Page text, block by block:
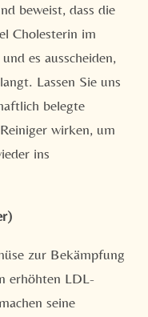
beweist, dass die
Cholesterin im
es ausscheiden,
Lassen Sie uns
belegte
wirken, um
ins
zur Bekämpfung
erhöhten LDL-
seine